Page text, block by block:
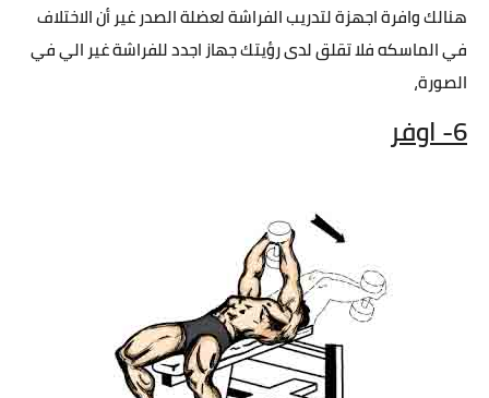
هنالك وافرة اجهزة لتدريب الفراشة لعضلة الصدر غير أن الاختلاف
في الماسكه فلا تقلق لدى رؤيتك جهاز اجدد للفراشة غير الي في
الصورة،
6- اوفر